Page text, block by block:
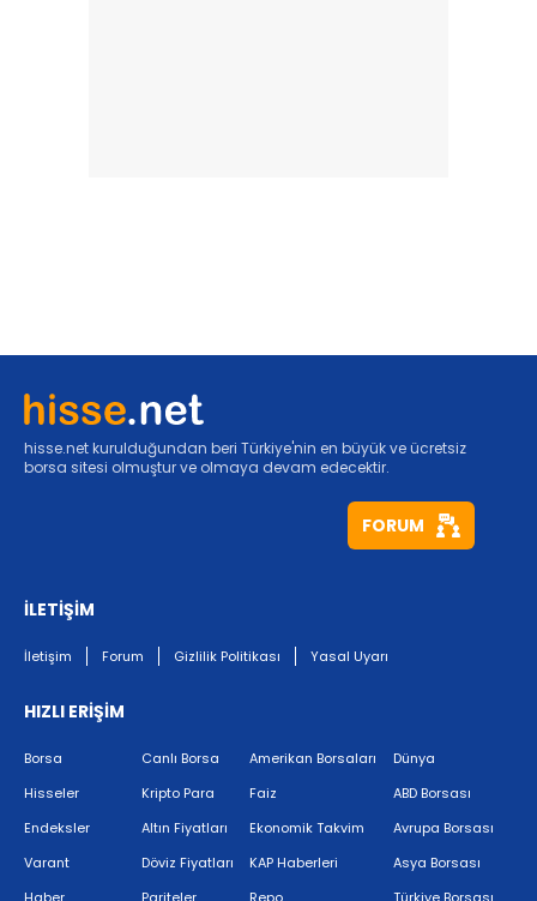
hisse.net kurulduğundan beri Türkiye'nin en büyük ve ücretsiz
borsa sitesi olmuştur ve olmaya devam edecektir.
FORUM
İLETİŞİM
İletişim Forum Gizlilik Politikası Yasal Uyarı
HIZLI ERİŞİM
Borsa
Hisseler
Endeksler
Varant
Canlı Borsa
Kripto Para
Altın Fiyatları
Döviz Fiyatları
Amerikan Borsaları
Faiz
Ekonomik Takvim
KAP Haberleri
Dünya
ABD Borsası
Avrupa Borsası
Asya Borsası